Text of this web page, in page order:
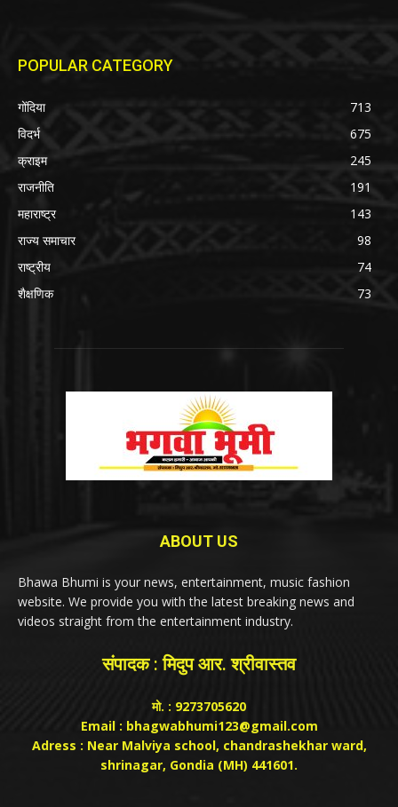
POPULAR CATEGORY
गोंदिया
713
विदर्भ
675
क्राइम
245
राजनीति
191
महाराष्ट्र
143
राज्य समाचार
98
राष्ट्रीय
74
शैक्षणिक
73
ABOUT US
Bhawa Bhumi is your news, entertainment, music fashion
website. We provide you with the latest breaking news and
videos straight from the entertainment industry.
संपादक : मिदुप आर. श्रीवास्तव
मो. : 9273705620
Email : bhagwabhumi123@gmail.com
Adress : Near Malviya school, chandrashekhar ward,
shrinagar, Gondia (MH) 441601.